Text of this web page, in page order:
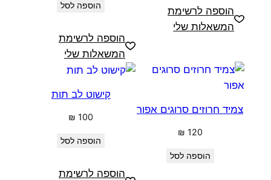
הוספה לרשימת
המשאלות שלי
הוספה לסל
הוספה לרשימת
המשאלות שלי
צמיד חרוזים סרוגים אפור
₪ 120
הוספה לסל
קישוט לב תות
₪ 100
הוספה לסל
הוספה לרשימת